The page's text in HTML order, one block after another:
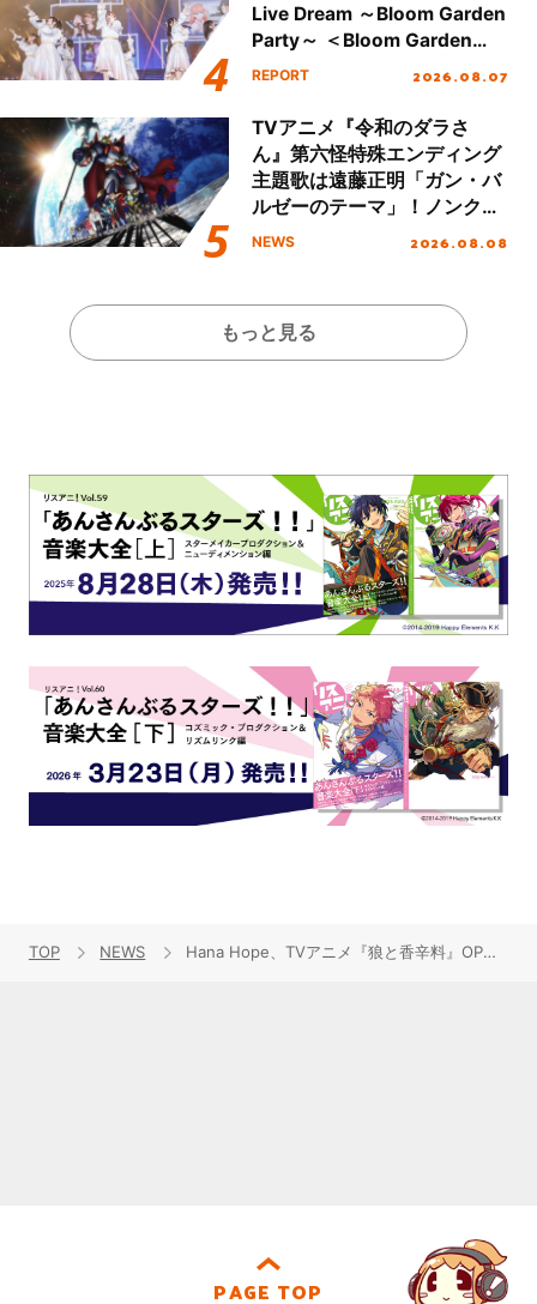
Live Dream ～Bloom Garden
Party～ ＜Bloom Garden
Party Stage／埼玉公演＞”
REPORT 2026.08.07
TVアニメ『令和のダラさ
ん』第六怪特殊エンディング
主題歌は遠藤正明「ガン・バ
ルゼーのテーマ」！ノンクレ
ジットエンディング映像も公
NEWS 2026.08.08
もっと見る
TOP NEWS Hana Hope、TVアニメ『狼と香辛料』OPテーマ「旅のゆくえ」4月2日配信リリース決定！アニメノンクレジット映像が先行公開！
PAGE TOP